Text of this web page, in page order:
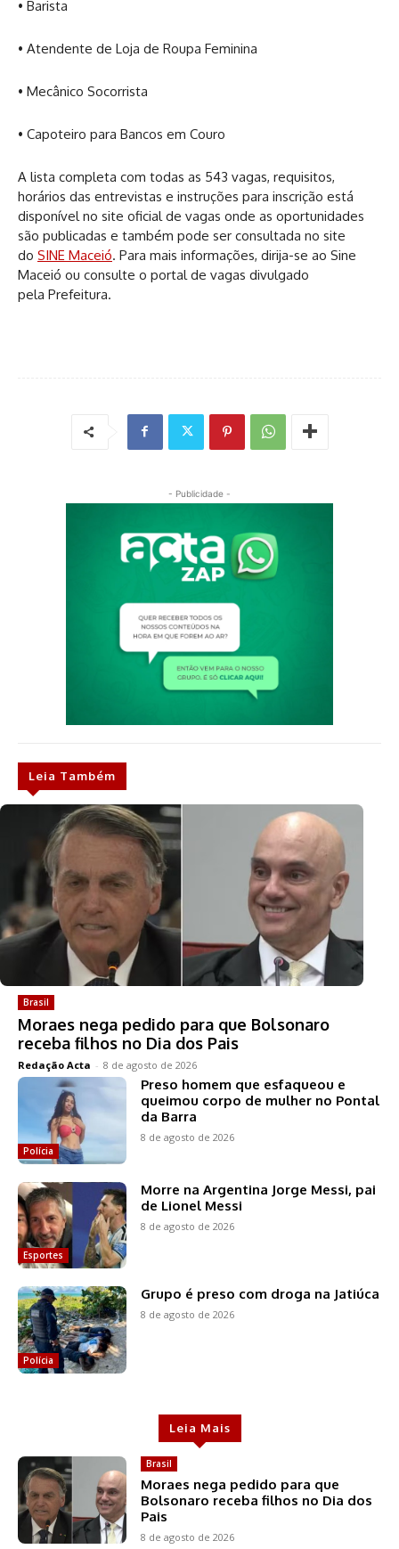
• Barista
• Atendente de Loja de Roupa Feminina
• Mecânico Socorrista
• Capoteiro para Bancos em Couro
A lista completa com todas as 543 vagas, requisitos,
horários das entrevistas e instruções para inscrição está
disponível no site oficial de vagas onde as oportunidades
são publicadas e também pode ser consultada no site
do SINE Maceió. Para mais informações, dirija-se ao Sine
Maceió ou consulte o portal de vagas divulgado
pela Prefeitura.
- Publicidade -
Leia Também
Brasil
Moraes nega pedido para que Bolsonaro
receba filhos no Dia dos Pais
Redação Acta - 8 de agosto de 2026
Polícia
Preso homem que esfaqueou e
queimou corpo de mulher no Pontal
da Barra
8 de agosto de 2026
Esportes
Morre na Argentina Jorge Messi, pai
de Lionel Messi
8 de agosto de 2026
Polícia
Grupo é preso com droga na Jatiúca
8 de agosto de 2026
Leia Mais
Brasil
Moraes nega pedido para que
Bolsonaro receba filhos no Dia dos
Pais
8 de agosto de 2026